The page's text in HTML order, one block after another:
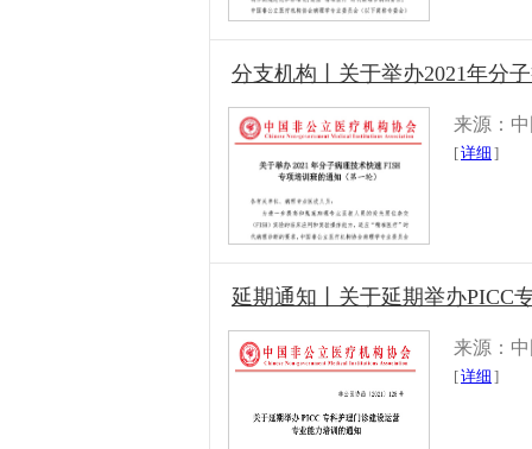
分支机构丨关于举办2021年分
来源：
[详细 ]
延期通知丨关于延期举办PICC
来源：
[详细 ]